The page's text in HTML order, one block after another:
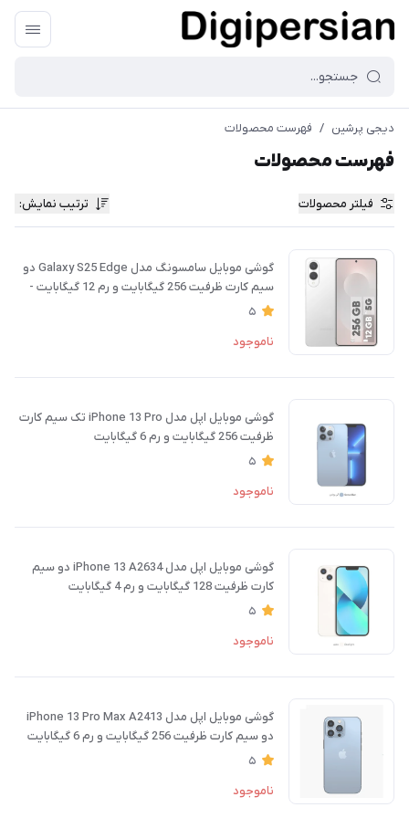
دیجی پرشین / فهرست محصولات
فهرست محصولات
فیلتر محصولات ترتیب نمایش:
گوشی موبایل سامسونگ مدل Galaxy S25 Edge دو
سیم کارت ظرفیت 256 گیگابایت و رم 12 گیگابایت -
ویتنام5
ناموجود
گوشی موبایل اپل مدل iPhone 13 Pro تک سیم کارت
ظرفیت 256 گیگابایت و رم 6 گیگابایت
5
ناموجود
گوشی موبایل اپل مدل iPhone 13 A2634 دو سیم‌
کارت ظرفیت 128 گیگابایت و رم 4 گیگابایت
5
ناموجود
گوشی موبایل اپل مدل iPhone 13 Pro Max A2413
دو سیم‌ کارت ظرفیت 256 گیگابایت و رم 6 گیگابایت
5
ناموجود